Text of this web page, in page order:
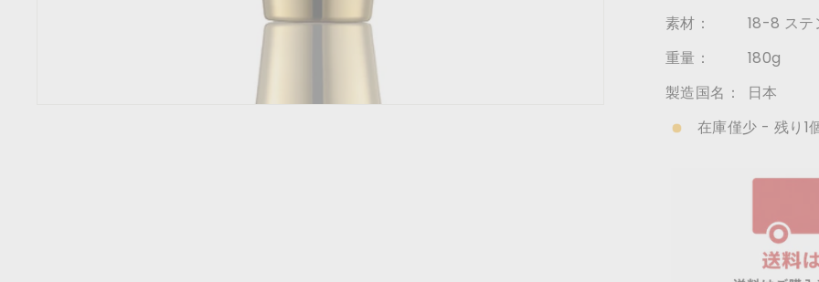
素材：
18-8 ステ
重量：
180g
製造国名：
日本
在庫僅少 - 残り1